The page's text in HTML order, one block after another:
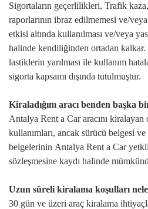
Sigortaların geçerlilikleri, Trafik
raporlarının ibraz edilmemesi ve/
etkisi altında kullanılması ve/veya
halinde kendiliğinden ortadan kalkar.
lastiklerin yarılması ile kullanım
sigorta kapsamı dışında tutulmuştur.
Kiraladığım aracı benden başka
Antalya Rent a Car aracını kiralayan
kullanımları, ancak sürücü belgesi
belgelerinin Antalya Rent a Car
sözleşmesine kaydı halinde
Uzun süreli kiralama koşulları
30 gün ve üzeri araç kiralama